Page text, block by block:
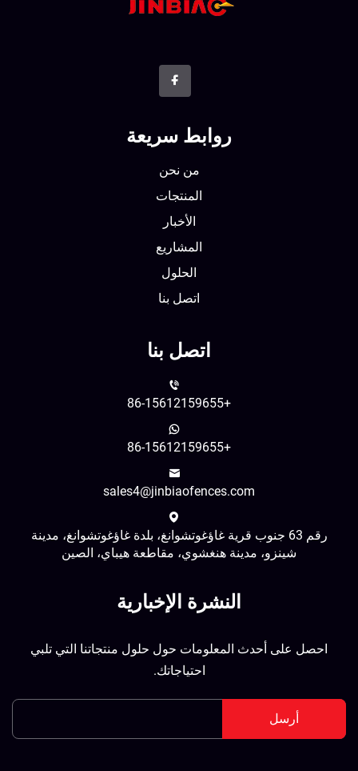
روابط سريعة
من نحن
المنتجات
الأخبار
المشاريع
الحلول
اتصل بنا
اتصل بنا
sales4@jinbiaofences.com
رقم 63 جنوب قرية غاؤغوتشوانغ، بلدة غاؤغوتشوانغ، مدينة
شينزو، مدينة هنغشوي، مقاطعة هيباي، الصين
النشرة الإخبارية
احصل على أحدث المعلومات حول حلول منتجاتنا التي تلبي
احتياجاتك.
أرسل